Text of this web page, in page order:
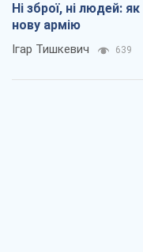
Ні зброї, ні людей:
нову армію
Ігар Тишкевич 639